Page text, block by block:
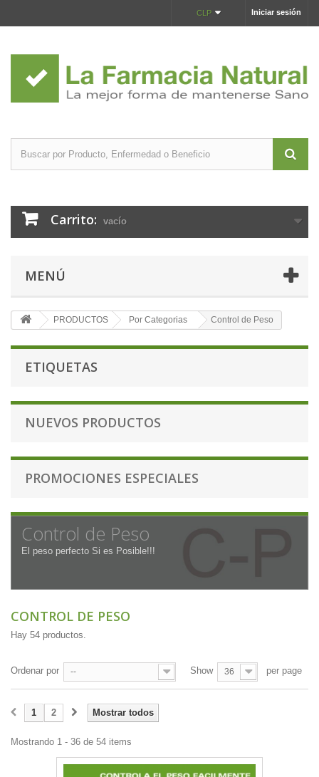
Iniciar sesión
CLP
Carrito: vacío
MENÚ
PRODUCTOS Por Categorias Control de Peso
ETIQUETAS
NUEVOS PRODUCTOS
PROMOCIONES ESPECIALES
Control de Peso
El peso perfecto Si es Posible!!!
CONTROL DE PESO
Hay 54 productos.
Ordenar por -- Show 36 per page
Mostrar todos
1 2
Mostrando 1 - 36 de 54 items